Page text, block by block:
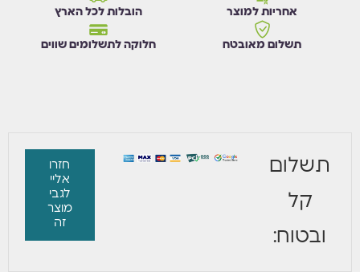
הזן את פרטיך ונודיע לך כשהמוצר יחזור למלאי.
השם שלך
מספר הטלפון שלך
עדכנו אותי בוואטסאפ
אחריות למוצר הובלות לכל הארץ
תשלום מאובטח חלוקה לתשלומים שווים
תשלום
קל
ובטוח:
חזרו
אליי
לגבי
מוצר
זה